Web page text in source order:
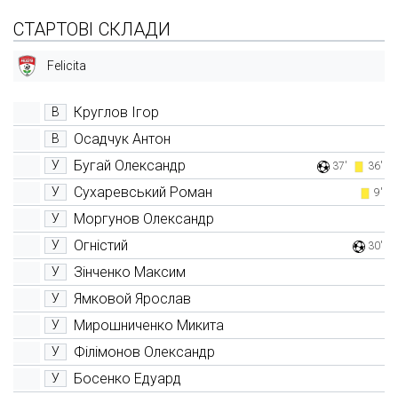
СТАРТОВІ СКЛАДИ
Felicita
В Круглов Ігор
В Осадчук Антон
У Бугай Олександр 37' 36'
У Сухаревський Роман 9'
У Моргунов Олександр
У Огністий 30'
У Зінченко Максим
У Ямковой Ярослав
У Мирошниченко Микита
У Філімонов Олександр
У Босенко Едуард